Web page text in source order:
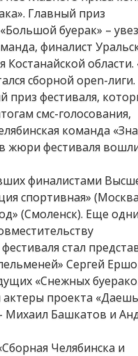
Главный приз
буерак» –
финалист
Костанайской
сборной open-лиги.
приз фестиваля,
смс-голосования,
команда
жюри фестиваля
финалистами
спортивная»
(Смоленск). Еще
стал
Сергей
«Снежных
проекта «Даешь
Михаил Башкатов и
Челябинска и